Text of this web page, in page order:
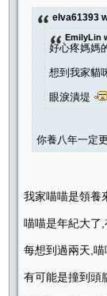
elva61393
EmilyLin
好心疼媽媽
想到我家貓
眼淚潰堤
你養八年一定
我家喵喵是領養
喵喵是年紀大了
每想到過兩天,
有可能是撞到頭